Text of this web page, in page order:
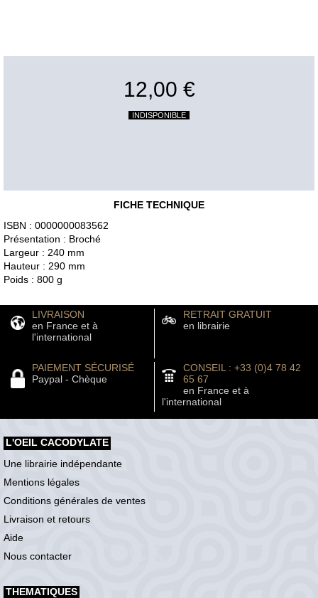
12,00 €
INDISPONIBLE
FICHE TECHNIQUE
ISBN : 0000000083562
Présentation : Broché
Largeur : 240 mm
Hauteur : 290 mm
Poids : 800 g
LIVRAISON
en France et à
l'international
RETRAIT GRATUIT
en librairie
PAIEMENT SÉCURISÉ
Paypal - Chèque
CONSEIL : +33 (0)4 78 42
65 67
en France et à
l'international
L'OEIL CACODYLATE
Une librairie indépendante
Mentions légales
Conditions générales de ventes
Livraison et retours
Aide
Nous contacter
THEMATIQUES